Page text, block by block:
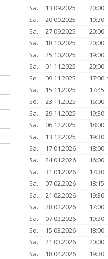
Sa. 13.09.2025
20:00
Sa.
20.09.2025
19:30
Sa.
27.09.2025
20:00
Sa.
18.10.2025
20:00
Sa.
25.10.2025
19:00
Sa.
01.11.2025
20:00
So.
09.11.2025
Sa.
15.11.2025
17:45
So.
23.11.2025
16:00
Sa.
29.11.2025
19:30
Sa.
06.12.2025
18:00
Sa.
13.12.2025
19:30
Sa.
17.01.2026
18:00
Sa.
24.01.2026
16:00
Sa.
31.01.2026
17:30
Sa.
07.02.2026
18:15
Sa.
21.02.2026
19:30
Sa.
28.02.2026
17:00
Sa.
07.03.2026
19:30
So.
15.03.2026
18:00
Sa.
21.03.2026
20:00
Sa.
18.04.2026
19:30